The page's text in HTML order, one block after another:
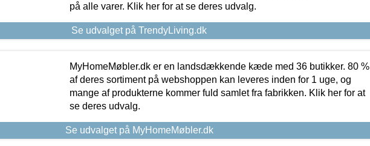
på alle varer. Klik her for at se deres udvalg.
Se udvalget på TrendyLiving.dk
MyHomeMøbler.dk er en landsdækkende kæde med 36 butikker. 80 %
af deres sortiment på webshoppen kan leveres inden for 1 uge, og
mange af produkterne kommer fuld samlet fra fabrikken. Klik her for at
se deres udvalg.
Se udvalget på MyHomeMøbler.dk